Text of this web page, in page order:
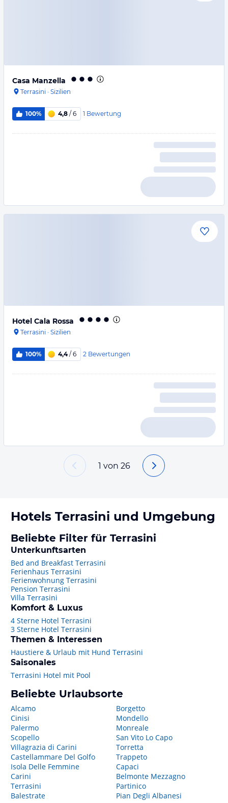
Casa Manzella
Terrasini · Sizilien
100% 4,8 / 6 1 Bewertung
Hotel Cala Rossa
Terrasini · Sizilien
100% 4,4/ 6 2 Bewertungen
1 von 26
Hotels Terrasini und Umgebung
Beliebte Filter für Terrasini
Unterkunftsarten
Bed and Breakfast Terrasini
Ferienhaus Terrasini
Ferienwohnung Terrasini
Pension Terrasini
Villa Terrasini
Komfort & Luxus
4 Sterne Hotel Terrasini
3 Sterne Hotel Terrasini
Themen & Interessen
Haustiere & Urlaub mit Hund Terrasini
Saisonales
Terrasini Hotel mit Pool
Beliebte Urlaubsorte
Alcamo
Cinisi
Palermo
Scopello
Villagrazia di Carini
Castellammare Del Golfo
Isola Delle Femmine
Carini
Terrasini
Balestrate
Borgetto
Mondello
Monreale
San Vito Lo Capo
Torretta
Trappeto
Capaci
Belmonte Mezzagno
Partinico
Pian Degli Albanesi